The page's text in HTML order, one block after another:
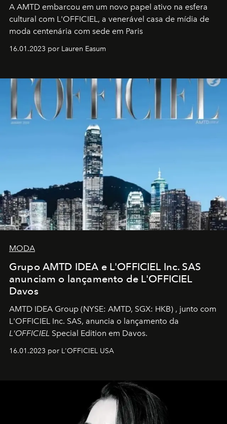
A AMTD embarcou em um novo papel ativo na esfera
cultural com L'OFFICIEL, a venerável casa de mídia de
moda centenária com sede em Paris
16.01.2023 por Lauren Easum
MODA
Grupo AMTD IDEA e L'OFFICIEL Inc. SAS
anunciam o lançamento de L'OFFICIEL
Davos
AMTD IDEA Group (NYSE: AMTD, SGX: HKB) , junto com
L'OFFICIEL Inc. SAS, anuncia o lançamento da
L'OFFICIEL Special Edition em Davos.
16.01.2023 por L'OFFICIEL USA